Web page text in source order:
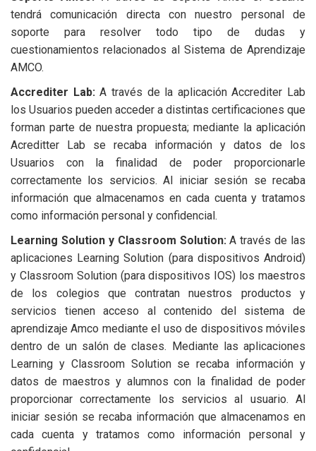
tendrá comunicación directa con nuestro personal de
soporte para resolver todo tipo de dudas y
cuestionamientos relacionados al Sistema de Aprendizaje
AMCO.
Accrediter Lab:A través de la aplicación Accrediter Lab
los Usuarios pueden acceder a distintas certificaciones que
forman parte de nuestra propuesta; mediante la aplicación
Acreditter Lab se recaba información y datos de los
Usuarios con la finalidad de poder proporcionarle
correctamente los servicios. Al iniciar sesión se recaba
información que almacenamos en cada cuenta y tratamos
como información personal y confidencial.
Learning Solution y Classroom Solution:A través de las
aplicaciones Learning Solution (para dispositivos Android)
y Classroom Solution (para dispositivos IOS) los maestros
de los colegios que contratan nuestros productos y
servicios tienen acceso al contenido del sistema de
aprendizaje Amco mediante el uso de dispositivos móviles
dentro de un salón de clases. Mediante las aplicaciones
Learning y Classroom Solution se recaba información y
datos de maestros y alumnos con la finalidad de poder
proporcionar correctamente los servicios al usuario. Al
iniciar sesión se recaba información que almacenamos en
cada cuenta y tratamos como información personal y